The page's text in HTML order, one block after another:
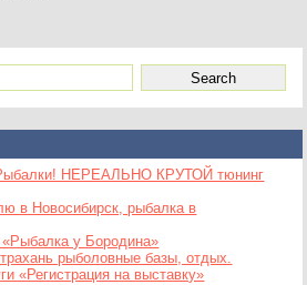
НЕРЕАЛЬНО КРУТОЙ тюнинг
в Новосибирск, рыбалка в
у Бородина»
рыболовные базы, отдых.
«Регистрация на выставку»